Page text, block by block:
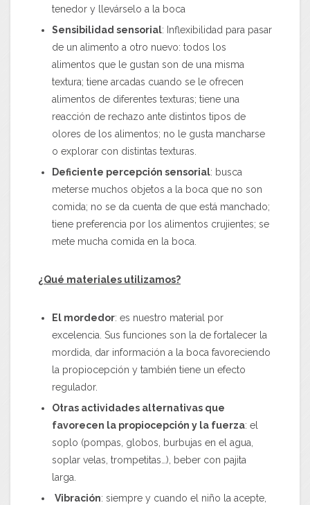
tenedor y llevárselo a la boca
Sensibilidad sensorial: Inflexibilidad para pasar
de un alimento a otro nuevo: todos los
alimentos que le gustan son de una misma
textura; tiene arcadas cuando se le ofrecen
alimentos de diferentes texturas; tiene una
reacción de rechazo ante distintos tipos de
olores de los alimentos; no le gusta mancharse
o explorar con distintas texturas.
Deficiente percepción sensorial: busca
meterse muchos objetos a la boca que no son
comida; no se da cuenta de que está manchado;
tiene preferencia por los alimentos crujientes; se
mete mucha comida en la boca.
¿Qué materiales utilizamos?
El mordedor: es nuestro material por
excelencia. Sus funciones son la de fortalecer la
mordida, dar información a la boca favoreciendo
la propiocepción y también tiene un efecto
regulador.
Otras actividades alternativas que
favorecen la propiocepción y la fuerza: el
soplo (pompas, globos, burbujas en el agua,
soplar velas, trompetitas…), beber con pajita
larga.
Vibración: siempre y cuando el niño la acepte,